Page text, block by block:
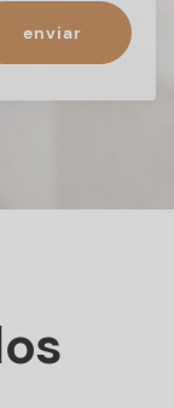
enviar